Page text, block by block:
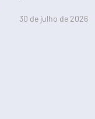
30 de julho de 2026